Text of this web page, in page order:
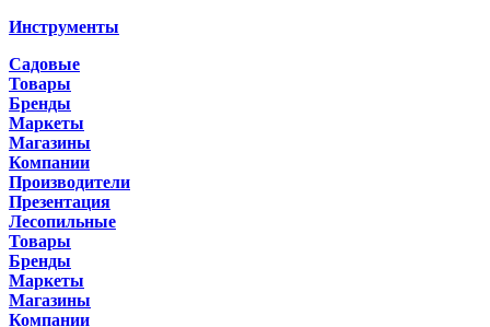
Инструменты
Садовые
Товары
Бренды
Маркеты
Магазины
Компании
Производители
Презентация
Лесопильные
Товары
Бренды
Маркеты
Магазины
Компании